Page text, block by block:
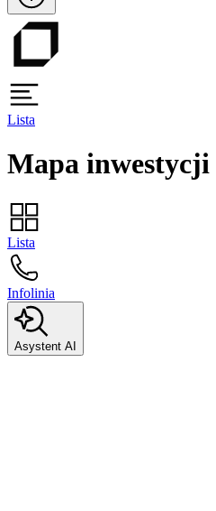
Lista
Mapa inwestycji
Lista
Infolinia
Asystent AI